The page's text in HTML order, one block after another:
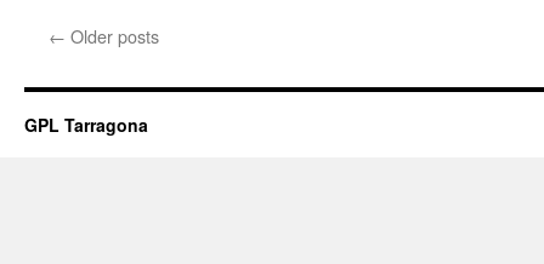
← Older posts
GPL Tarragona